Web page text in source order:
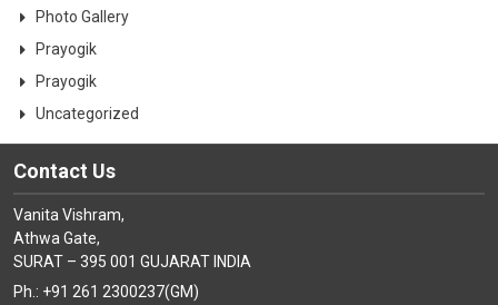
Photo Gallery
Prayogik
Prayogik
Uncategorized
Contact Us
Vanita Vishram,
Athwa Gate,
SURAT – 395 001 GUJARAT INDIA
Ph.: +91 261 2300237(GM)